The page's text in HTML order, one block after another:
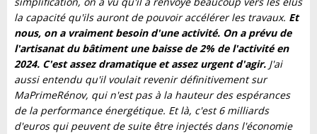
la capacité qu'ils auront de pouvoir accélérer les travaux. Et
nous, on a vraiment besoin d'une activité. On a prévu de
l'artisanat du bâtiment une baisse de 2% de l'activité en
2024. C'est assez dramatique et assez urgent d'agir. J'ai
aussi entendu qu'il voulait revenir définitivement sur
MaPrimeRénov, qui n'est pas à la hauteur des espérances
de la performance énergétique. Et là, c'est 6 milliards
d'euros qui peuvent de suite être injectés dans l'économie